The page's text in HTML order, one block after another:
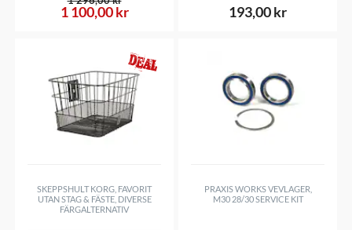
1 100,00 kr 193,00 kr
SKEPPSHULT KORG, FAVORIT
UTAN STAG & FÄSTE, DIVERSE
FÄRGALTERNATIV
PRAXIS WORKS VEVLAGER,
M30 28/30 SERVICE KIT